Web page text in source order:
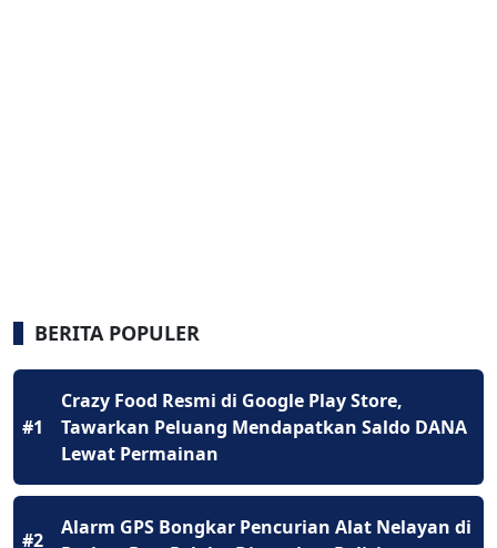
BERITA POPULER
#1
Crazy Food Resmi di Google Play Store,
Tawarkan Peluang Mendapatkan Saldo DANA
Lewat Permainan
#2
Alarm GPS Bongkar Pencurian Alat Nelayan di